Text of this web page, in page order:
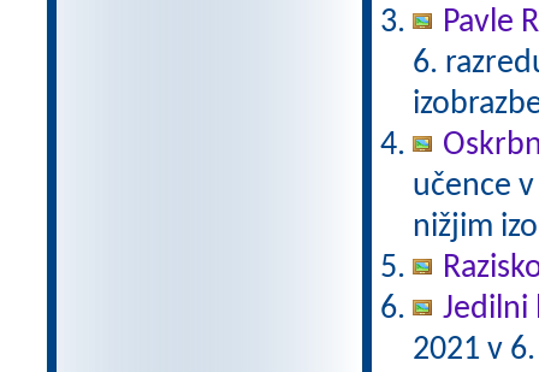
Pavle
6.
učence
nižjim
Jedilni
2021 v